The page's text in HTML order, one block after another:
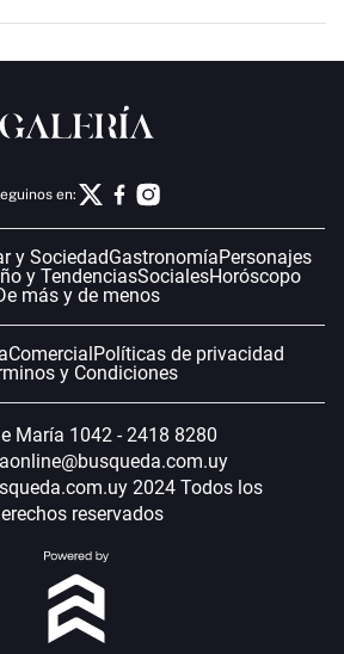
en:
y SociedadGastronomíaPersonajes
y TendenciasSocialesHoróscopo
más y de menos
Comercial Políticas de privacidad
y Condiciones
María 1042 - 2418 8280
2024 Todos los
reservados